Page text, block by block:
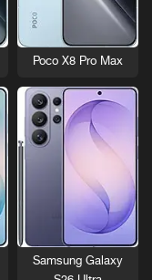
Poco X8 Pro Max
Samsung Galaxy